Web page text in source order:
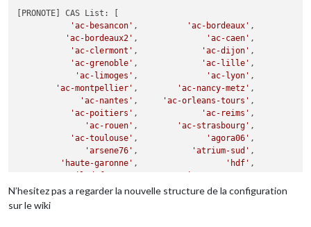
[PRONOTE] CAS List: [
'ac-besancon' , 'ac-bordeaux' ,
'ac-bordeaux2' , 'ac-caen' ,
'ac-clermont' , 'ac-dijon' ,
'ac-grenoble' , 'ac-lille' ,
'ac-limoges' , 'ac-lyon' ,
'ac-montpellier' , 'ac-nancy-metz' ,
'ac-nantes' , 'ac-orleans-tours' ,
'ac-poitiers' , 'ac-reims' ,
'ac-rouen' , 'ac-strasbourg' ,
'ac-toulouse' , 'agora06' ,
'arsene76' , 'atrium-sud' ,
'haute-garonne' , 'hdf' ,
'somme', 'eure-normandie',
'parisclassenumerique'
N’hesitez pas a regarder la nouvelle structure de la configuration
sur le wiki